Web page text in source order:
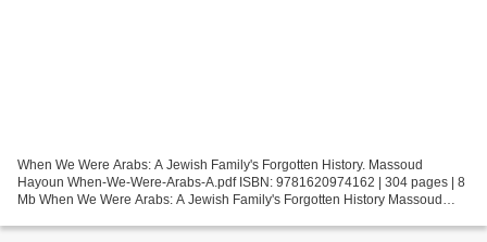
When We Were Arabs: A Jewish Family's Forgotten History. Massoud
Hayoun When-We-Were-Arabs-A.pdf ISBN: 9781620974162 | 304 pages | 8
Mb When We Were Arabs: A Jewish Family's Forgotten History Massoud